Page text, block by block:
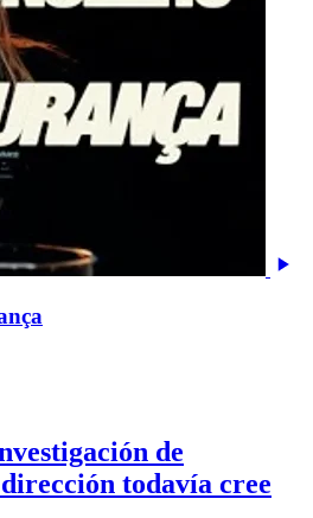
de
todavía cree